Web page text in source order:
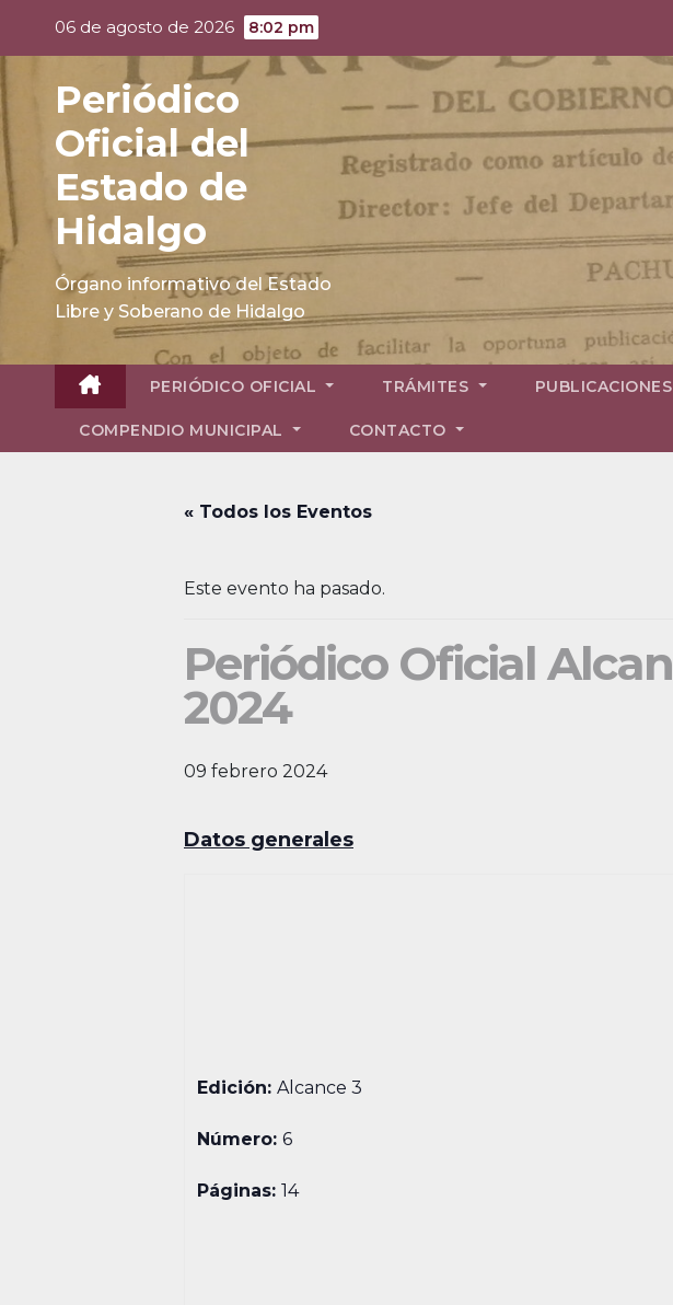
06 de agosto de 2026 8:02 pm
Periódico
Oficial del
Estado de
Hidalgo
Órgano informativo del Estado
Libre y Soberano de Hidalgo
PERIÓDICO OFICIAL TRÁMITES PUBLICACIONES
COMPENDIO MUNICIPAL CONTACTO
« Todos los Eventos
Este evento ha pasado.
Periódico Oficial
2024
09 febrero 2024
Datos generales
Edición:Alcance 3
Número:6
Páginas:14